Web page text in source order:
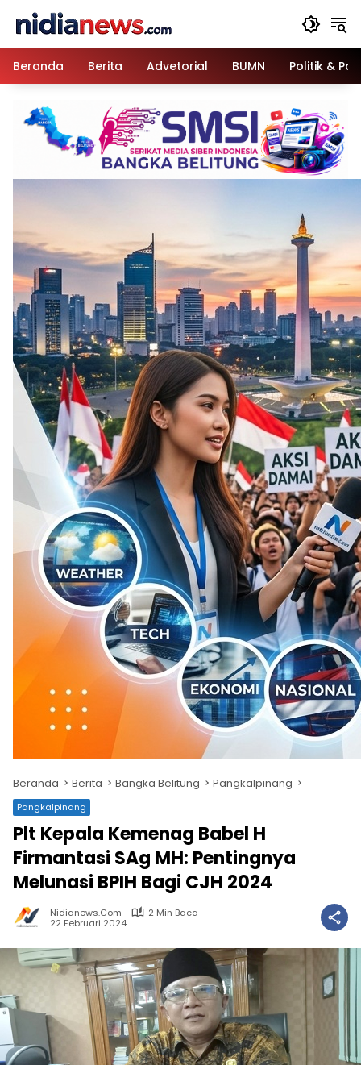
Beranda
Berita Advetorial BUMN Politik &
Beranda Berita Bangka Belitung Pangkalpinang
Pangkalpinang
Plt Kepala Kemenag Babel H
Firmantasi SAg MH: Pentingnya
Melunasi BPIH Bagi CJH 2024
Nidianews.com
2 Min Baca
22 Februari 2024